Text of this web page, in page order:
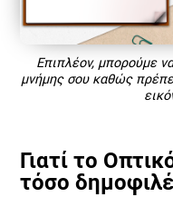
Επιπλέον, μπορούμε
μνήμης σου καθώς
Γιατί το
τόσο